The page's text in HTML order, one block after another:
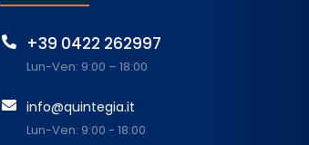
+39 0422 262997
Lun-Ven: 9:00 – 18:00
info@quintegia.it
Lun-Ven: 9:00 - 18:00